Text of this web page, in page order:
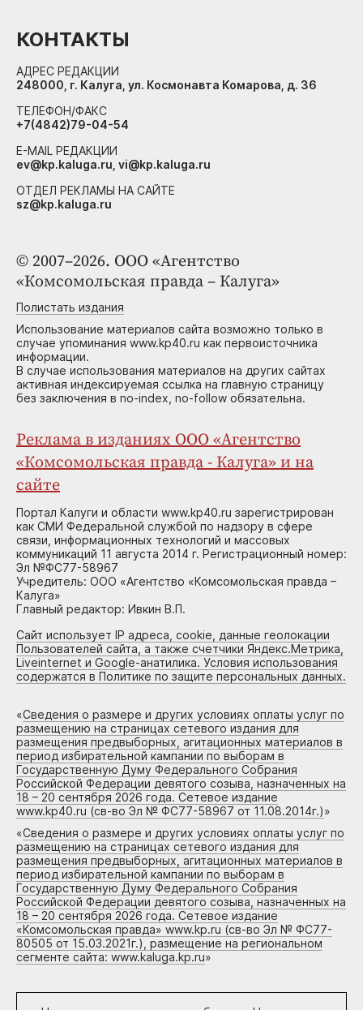
© 2007–2026. ООО «Агентство
«Комсомольская правда – Калуга»
Полистать издания
Использование материалов сайта возможно только в
случае упоминания www.kp40.ru как первоисточника
информации.
В случае использования материалов на других сайтах
активная индексируемая ссылка на главную страницу
без заключения в no-index, no-follow обязательна.
Реклама в изданиях ООО «Агентство
«Комсомольская правда - Калуга» и на
сайте
Портал Калуги и области www.kp40.ru зарегистрирован
как СМИ Федеральной службой по надзору в сфере
связи, информационных технологий и массовых
коммуникаций 11 августа 2014 г. Регистрационный номер:
Эл №ФС77-58967
Учредитель: ООО «Агентство «Комсомольская правда –
Калуга»
Главный редактор: Ивкин В.П.
Сайт использует IP адреса, cookie, данные геолокации
Пользователей сайта, а также счетчики Яндекс.Метрика,
Liveinternet и Google-анатилика. Условия использования
содержатся в Политике по защите персональных данных.
«Сведения о размере и других условиях оплаты услуг по
размещению на страницах сетевого издания для
размещения предвыборных, агитационных материалов в
период избирательной кампании по выборам в
Государственную Думу Федерального Собрания
Российской Федерации девятого созыва, назначенных на
18 – 20 сентября 2026 года. Сетевое издание
www.kp40.ru (св-во Эл № ФС77-58967 от 11.08.2014г.)»
«Сведения о размере и других условиях оплаты услуг по
размещению на страницах сетевого издания для
размещения предвыборных, агитационных материалов в
период избирательной кампании по выборам в
Государственную Думу Федерального Собрания
Российской Федерации девятого созыва, назначенных на
18 – 20 сентября 2026 года. Сетевое издание
«Комсомольская правда» www.kp.ru (св-во Эл № ФС77-
80505 от 15.03.2021г.), размещение на региональном
сегменте сайта: www.kaluga.kp.ru»
КОНТАКТЫ
АДРЕС РЕДАКЦИИ
248000, г. Калуга, ул. Космонавта Комарова, д. 36
ТЕЛЕФОН/ФАКС
+7(4842)79-04-54
E-MAIL РЕДАКЦИИ
ev@kp.kaluga.ru, vi@kp.kaluga.ru
ОТДЕЛ РЕКЛАМЫ НА САЙТЕ
sz@kp.kaluga.ru